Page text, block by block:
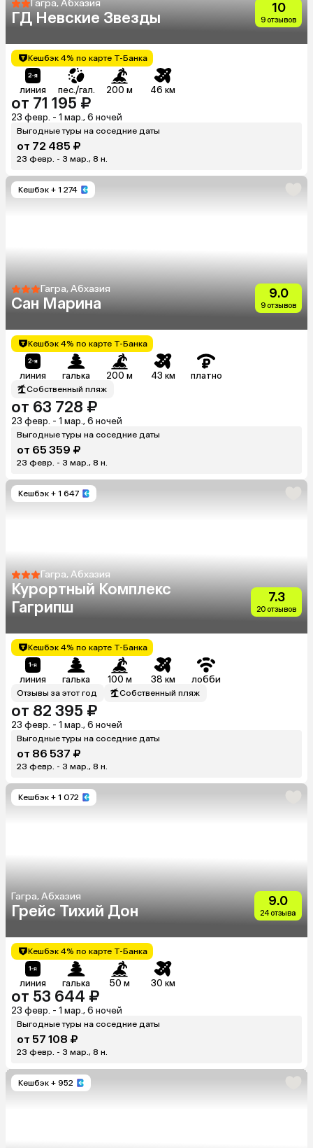
Гагра, Абхазия
ГД Невские Звезды
10
9 отзывов
Кешбэк 4% по карте Т-Банка
линия пес./гал. 200 м 46 км
от 71 195 ₽
23 февр. - 1 мар., 6 ночей
Выгодные туры на соседние даты
от 72 485 ₽
23 февр. - 3 мар., 8 н.
Кешбэк + 1 274
Гагра, Абхазия
Сан Марина
9.0
9 отзывов
Кешбэк 4% по карте Т-Банка
линия галька 200 м 43 км платно
Собственный пляж
от 63 728 ₽
23 февр. - 1 мар., 6 ночей
Выгодные туры на соседние даты
от 65 359 ₽
23 февр. - 3 мар., 8 н.
Кешбэк + 1 647
Гагра, Абхазия
Курортный Комплекс
Гагрипш
7.3
20 отзывов
Кешбэк 4% по карте Т-Банка
линия галька 100 м 38 км лобби
Отзывы за этот год Собственный пляж
от 82 395 ₽
23 февр. - 1 мар., 6 ночей
Выгодные туры на соседние даты
от 86 537 ₽
23 февр. - 3 мар., 8 н.
Кешбэк + 1 072
Гагра, Абхазия
Грейс Тихий Дон
9.0
24 отзыва
Кешбэк 4% по карте Т-Банка
линия галька 50 м 30 км
от 53 644 ₽
23 февр. - 1 мар., 6 ночей
Выгодные туры на соседние даты
от 57 108 ₽
23 февр. - 3 мар., 8 н.
Кешбэк + 952